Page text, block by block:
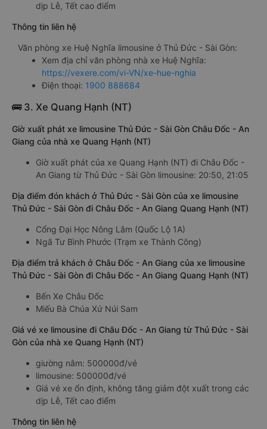
dịp Lễ, Tết cao điểm
Thông tin liên hệ
Văn phòng xe Huệ Nghĩa limousine ở Thủ Đức - Sài Gòn:
Xem địa chỉ văn phòng nhà xe Huệ Nghĩa:
https://vexere.com/vi-VN/xe-hue-nghia
Điện thoại: 1900 888684
🚌 3. Xe Quang Hạnh (NT)
Giờ xuất phát xe limousine Thủ Đức - Sài Gòn Châu Đốc - An
Giang của nhà xe Quang Hạnh (NT)
Giờ xuất phát của xe Quang Hạnh (NT) đi Châu Đốc -
An Giang từ Thủ Đức - Sài Gòn limousine: 20:50, 21:05
Địa điểm đón khách ở Thủ Đức - Sài Gòn của xe limousine
Thủ Đức - Sài Gòn đi Châu Đốc - An Giang Quang Hạnh (NT)
Cổng Đại Học Nông Lâm (Quốc Lộ 1A)
Ngã Tư Bình Phước (Trạm xe Thành Công)
Địa điểm trả khách ở Châu Đốc - An Giang của xe limousine
Thủ Đức - Sài Gòn đi Châu Đốc - An Giang Quang Hạnh (NT)
Bến Xe Châu Đốc
Miếu Bà Chúa Xứ Núi Sam
Giá vé xe limousine đi Châu Đốc - An Giang từ Thủ Đức - Sài
Gòn của nhà xe Quang Hạnh (NT)
giường nằm: 500000đ/vé
limousine: 500000đ/vé
Giá vé xe ổn định, không tăng giảm đột xuất trong các
dịp Lễ, Tết cao điểm
Thông tin liên hệ